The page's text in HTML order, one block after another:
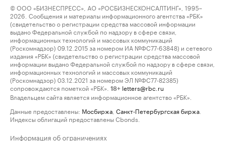
© ООО «БИЗНЕСПРЕСС», АО «РОСБИЗНЕСКОНСАЛТИНГ», 1995–
2026. Сообщения и материалы информационного агентства «РБК»
(свидетельство о регистрации средства массовой информации
выдано Федеральной службой по надзору в сфере связи,
информационных технологий и массовых коммуникаций
(Роскомнадзор) 09.12.2015 за номером ИА №ФС77-63848) и сетевого
издания «РБК» (свидетельство о регистрации средства массовой
информации выдано Федеральной службой по надзору в сфере связи,
информационных технологий и массовых коммуникаций
(Роскомнадзор) 03.12.2021 за номером ЭЛ №ФС77-82385)
сопровождаются пометкой «РБК».
18+ letters@rbc.ru
Владельцем сайта является информационное агентство «РБК».
Данные предоставлены: Мосбиржа Санкт-Петербургская биржа
Индексы облигаций предоставлены Cbonds.
Информация об ограничениях